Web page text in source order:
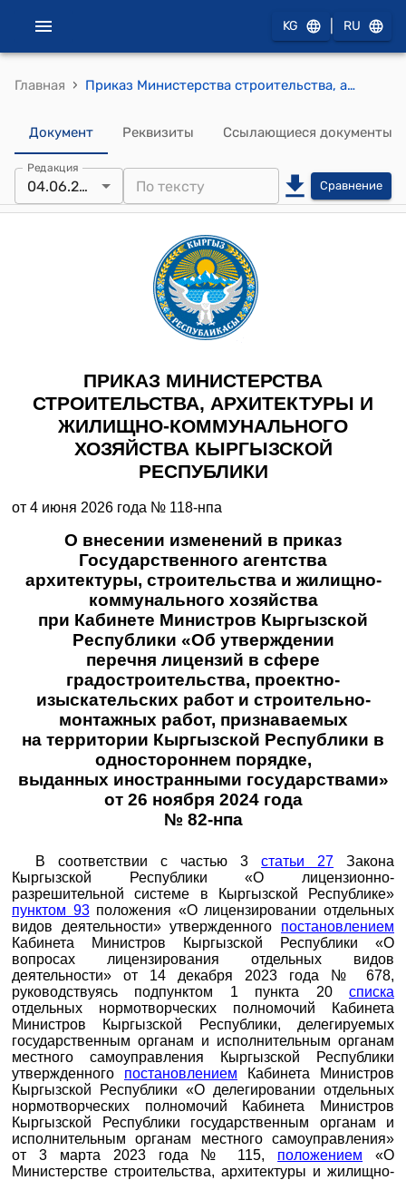
KG RU
Главная › Приказ Министерства строительства, архитектуры и жилищно-коммунального хозяйства Кыргызской Республики от 4 июня 2026 года № 118-нпа "О внесении изменений в приказ Государственного агентства архитектуры, строительства и жилищно-коммунального хозяйства при Кабинете Министров Кыргызской Республики "Об утверждении перечня лицензий в сфере градостроительства, проектно-изыскательских работ и строительно-монтажных работ, признаваемых на территории Кыргызской Республики в одностороннем порядке, выданных иностранными государствами" от 26 ноября 2024 года № 82-нпа"
Документ Реквизиты Ссылающиеся документы
Редакция
04.06.2026 Сравнение